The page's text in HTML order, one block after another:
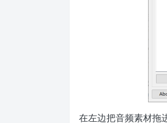
在左边把音频素材